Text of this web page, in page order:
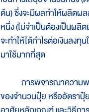
ต้น) ซึ่งจะมีผลทำให้ผลิตผ
หนึ่ง (ไม่จำเป็นต้องเป็นผลิ
จะทำให้ได้กำไรต่อเงินลงทุ
มาใช้มากที่สุด
การพิจารณาความพ
ของจำนวนปุ๋ย หรืออัตราปุ๋